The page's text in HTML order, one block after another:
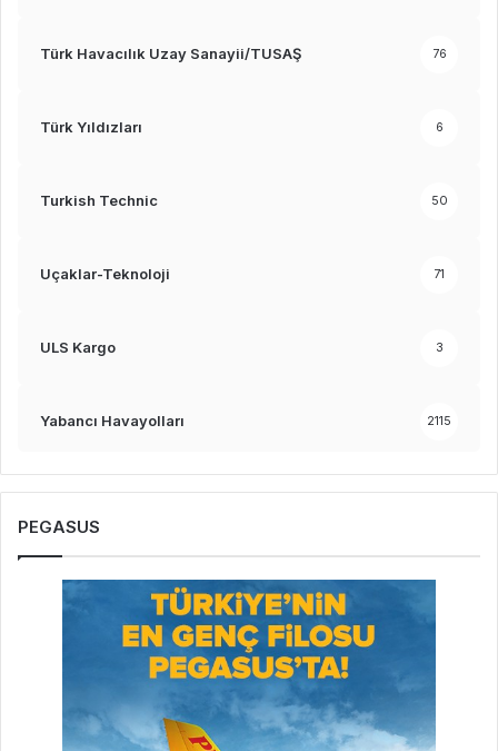
Türk Havacılık Uzay Sanayii/TUSAŞ 76
Türk Yıldızları 6
Turkish Technic 50
Uçaklar-Teknoloji 71
ULS Kargo 3
Yabancı Havayolları 2115
PEGASUS